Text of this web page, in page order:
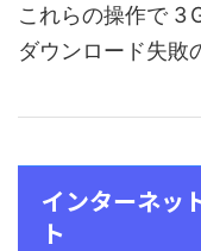
これらの操作で 3
ダウンロード失敗
インターネッ
ト